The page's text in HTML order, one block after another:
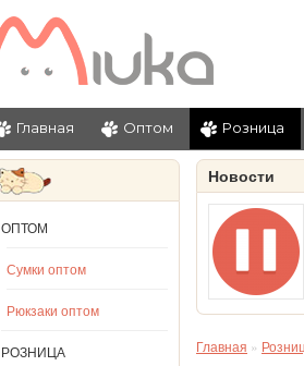
Главная Оптом Розница
ОПТОМ
Сумки оптом
Рюкзаки оптом
РОЗНИЦА
Новости
Главная »